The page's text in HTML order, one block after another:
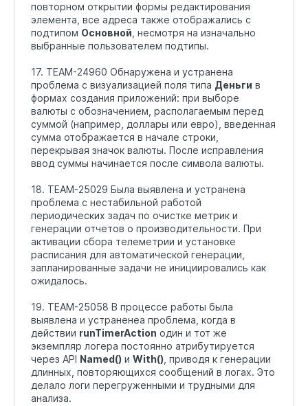
повторном открытии формы редактирования
элемента, все адреса также отображались с
подтипом Основной , несмотря на изначально
выбранные пользователем подтипы.
17. TEAM-24960 Обнаружена и устранена
проблема с визуализацией поля типа Деньги в
формах создания приложений: при выборе
валюты с обозначением, располагаемым перед
суммой (например, доллары или евро), введенная
сумма отображается в начале строки,
перекрывая значок валюты. После исправления
ввод суммы начинается после символа валюты.
18. TEAM-25029 Была выявлена и устранена
проблема с нестабильной работой
периодических задач по очистке метрик и
генерации отчетов о производительности. При
активации сбора телеметрии и установке
расписания для автоматической генерации,
запланированные задачи не инициировались как
ожидалось.
19. TEAM-25058 В процессе работы была
выявлена и устраненеа проблема, когда в
действии runTimerAction один и тот же
экземпляр логера постоянно атрибутируется
через API Named() и With() , приводя к генерации
длинных, повторяющихся сообщений в логах. Это
делало логи перегруженными и трудными для
анализа.